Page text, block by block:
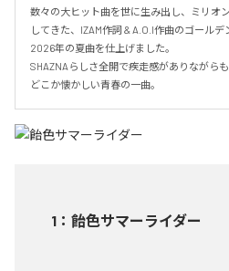
数々の大ヒット曲を世に生み出し、ミリオ
してきた、IZAM作詞 & A.O.I作曲のゴール
2026年の夏曲を仕上げました。
SHAZNAらしさ全開で疾走感がありながら
どこか懐かしい青春の一曲。
1 ： 飴色サマーライダー